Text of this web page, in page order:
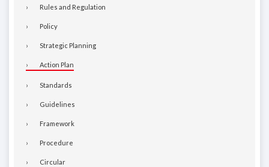
Rules and Regulation
Policy
Strategic Planning
Action Plan
Standards
Guidelines
Framework
Procedure
Circular